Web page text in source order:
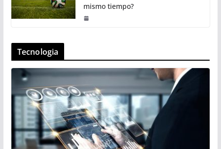
mismo tiempo?
Tecnologia